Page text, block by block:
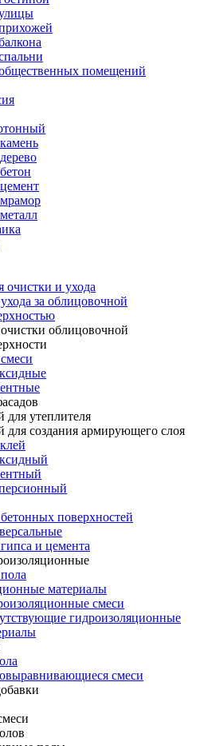
помещений
очистки и ухода
за облицовочной
облицовочной
для утеплителя
для создания армирующего слоя
поверхностей
и цемента
материалы
смеси
гидроизоляционные
смеси